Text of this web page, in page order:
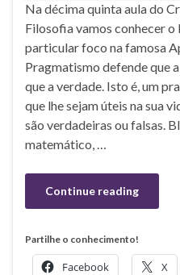
Na décima quinta aula do
Filosofia vamos conhecer
particular foco na famosa
Pragmatismo defende que
que a verdade. Isto é, um
que lhe sejam úteis na sua
são verdadeiras ou falsas.
matemático, …
Continue reading
Partilhe o conhecimento!
Facebook X